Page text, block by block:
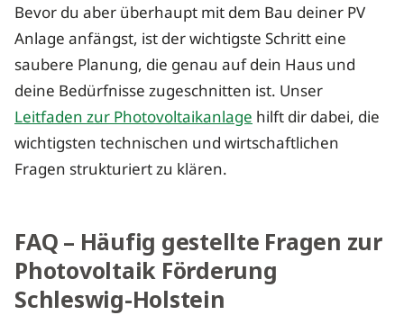
Bevor du aber überhaupt mit dem Bau deiner PV
Anlage anfängst, ist der wichtigste Schritt eine
saubere Planung, die genau auf dein Haus und
deine Bedürfnisse zugeschnitten ist. Unser
Leitfaden zur Photovoltaikanlagehilft dir dabei, die
wichtigsten technischen und wirtschaftlichen
Fragen strukturiert zu klären.
FAQ – Häufig gestellte Fragen zur
Photovoltaik Förderung
Schleswig-Holstein